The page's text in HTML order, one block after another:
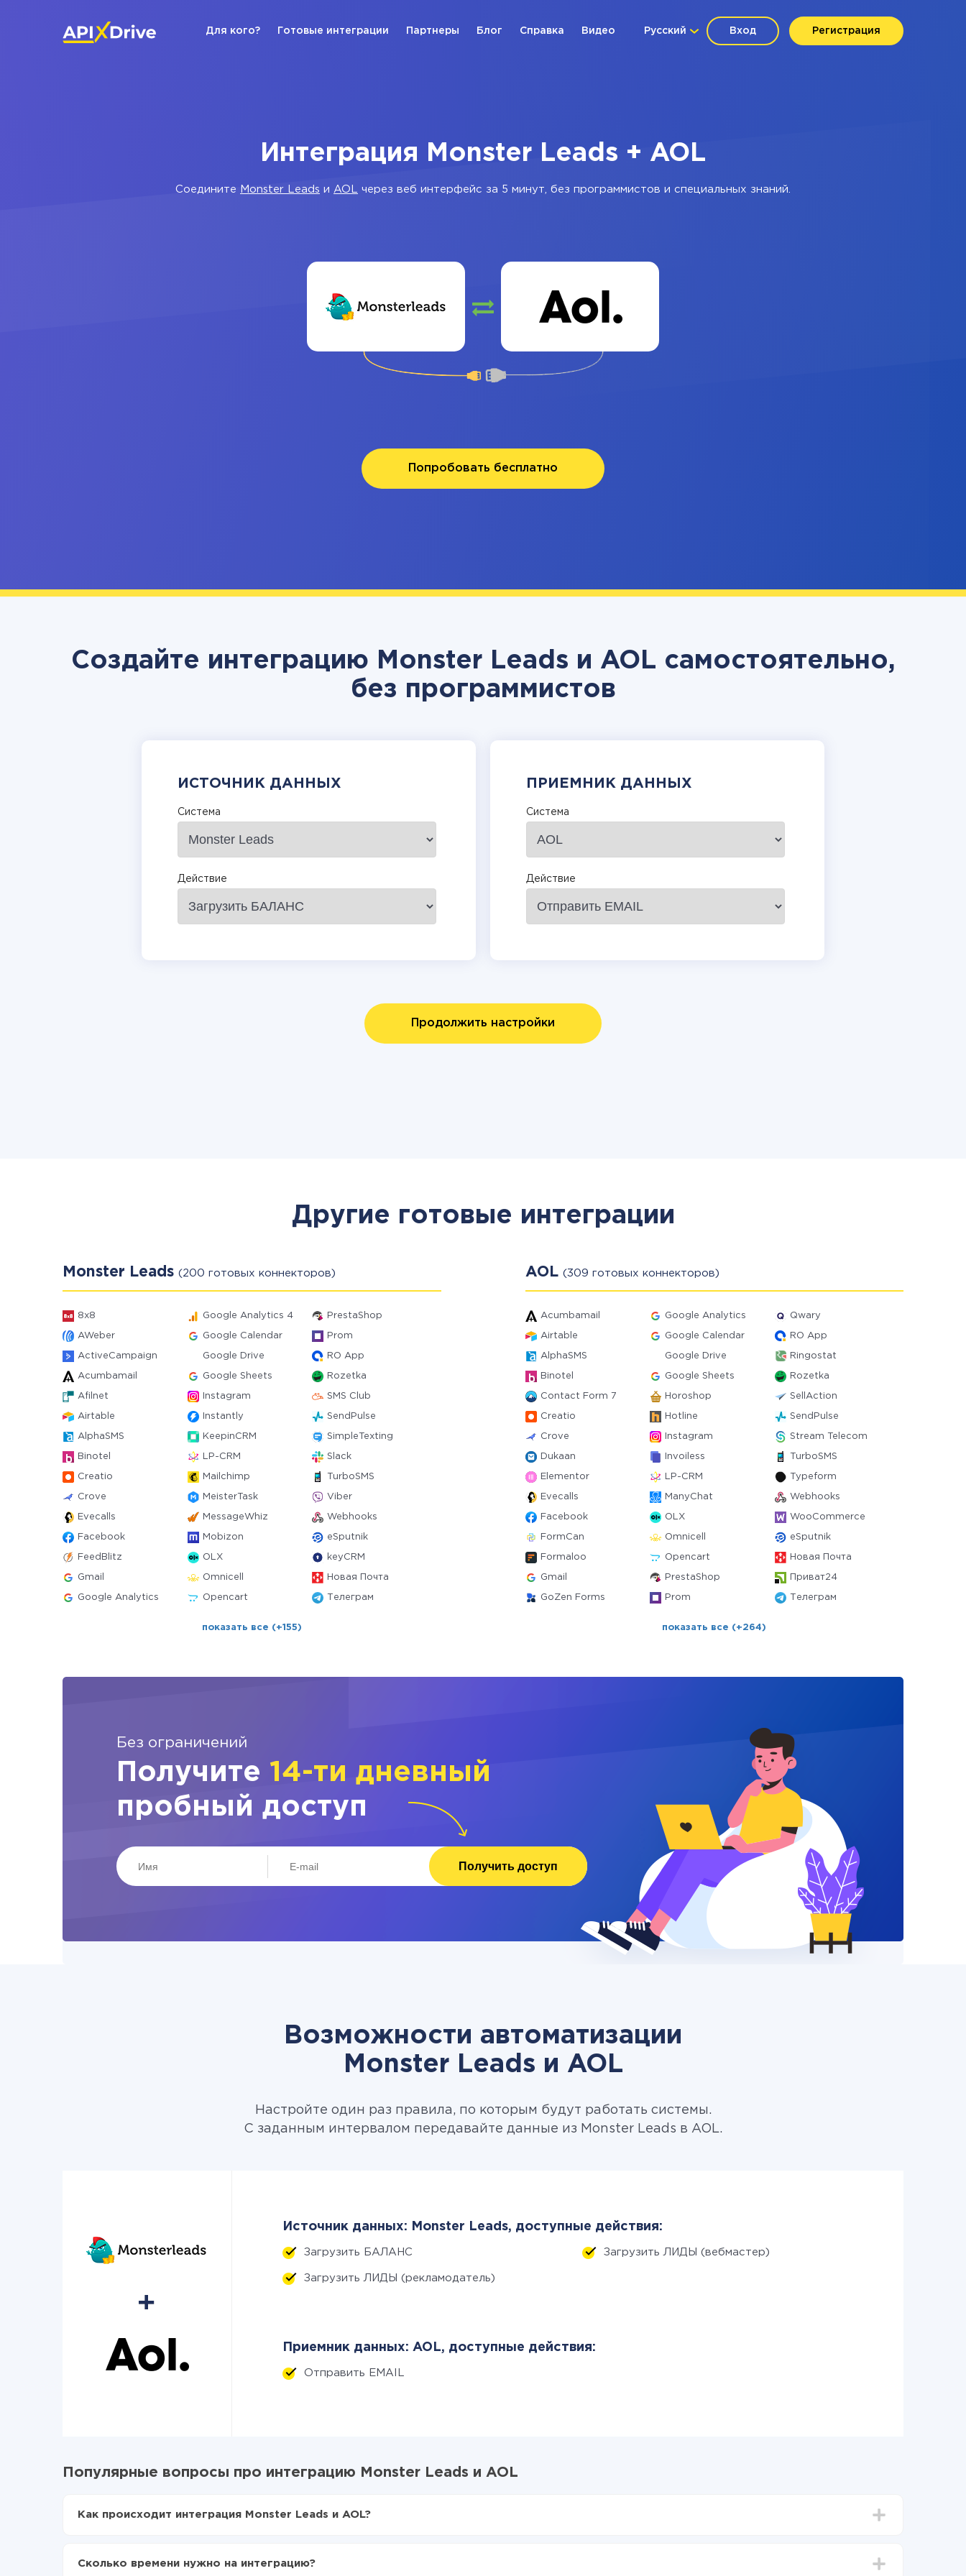
Вход Регистрация
Русский
Для кого? Готовые интеграции Партнеры Блог Справка Видео
Интеграция Monster Leads + AOL
Соедините Monster Leads и AOL через веб интерфейс за 5 минут, без программистов и специальных знаний.
Попробовать бесплатно
Создайте интеграцию Monster Leads и AOL самостоятельно,
без программистов
ИСТОЧНИК ДАННЫХ
Система
Действие
ПРИЕМНИК ДАННЫХ
Система
Действие
Продолжить настройки
Другие готовые интеграции
Monster Leads (200 готовых коннекторов)
8x8 Google Analytics 4 PrestaShop
AWeber Google Calendar Prom
ActiveCampaign Google Drive RO App
Acumbamail Google Sheets Rozetka
Afilnet Instagram SMS Club
Airtable Instantly SendPulse
AlphaSMS KeepinCRM SimpleTexting
Binotel LP-CRM Slack
Creatio Mailchimp TurboSMS
Crove MeisterTask Viber
Evecalls MessageWhiz Webhooks
Facebook Mobizon eSputnik
FeedBlitz OLX keyCRM
Gmail Omnicell Новая Почта
Google Analytics Opencart Телеграм
показать все (+155)
AOL (309 готовых коннекторов)
Acumbamail Google Analytics Qwary
Airtable Google Calendar RO App
AlphaSMS Google Drive Ringostat
Binotel Google Sheets Rozetka
Contact Form 7 Horoshop SellAction
Creatio Hotline SendPulse
Crove Instagram Stream Telecom
Dukaan Invoiless TurboSMS
Elementor LP-CRM Typeform
Evecalls ManyChat Webhooks
Facebook OLX WooCommerce
FormCan Omnicell eSputnik
Formaloo Opencart Новая Почта
Gmail PrestaShop Приват24
GoZen Forms Prom Телеграм
показать все (+264)
Без ограничений
Получите 14-ти дневный
пробный доступ
Получить доступ
Возможности автоматизации
Monster Leads и AOL
Настройте один раз правила, по которым будут работать системы.
С заданным интервалом передавайте данные из Monster Leads в AOL.
Источник данных: Monster Leads, доступные действия:
Загрузить БАЛАНС Загрузить ЛИДЫ (вебмастер)
Загрузить ЛИДЫ (рекламодатель)
Приемник данных: AOL, доступные действия:
Отправить EMAIL
Популярные вопросы про интеграцию Monster Leads и AOL
Как происходит интеграция Monster Leads и AOL?
Включаете автообновление
Сколько времени нужно на интеграцию?